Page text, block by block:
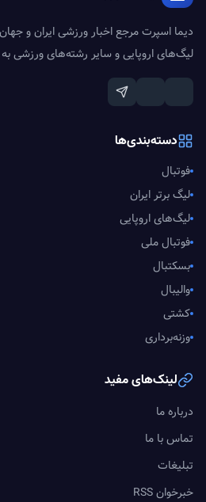
دیما اسپرت مرجع اخبار ورزشی ایران و جهان.
لیگ‌های اروپایی و سایر رشته‌های ورزشی
دسته‌بندی‌ها
فوتبال
لیگ برتر ایران
لیگ‌های اروپایی
فوتبال ملی
بسکتبال
والیبال
کشتی
وزنه‌برداری
لینک‌های مفید
درباره ما
تماس با ما
تبلیغات
خبرخوان RSS